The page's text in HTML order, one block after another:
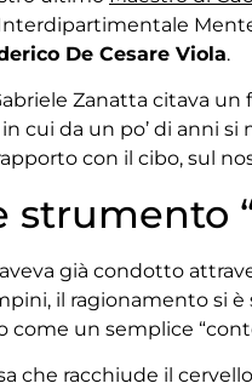
De Cesare Viola.
Zanatta citava un
cui da un po’ di anni
con il cibo, sul
strumento
già condotto
il ragionamento si
come un semplice
che racchiude il